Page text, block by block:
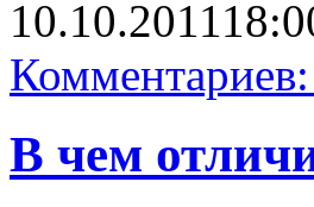
10.10.2011
В чем